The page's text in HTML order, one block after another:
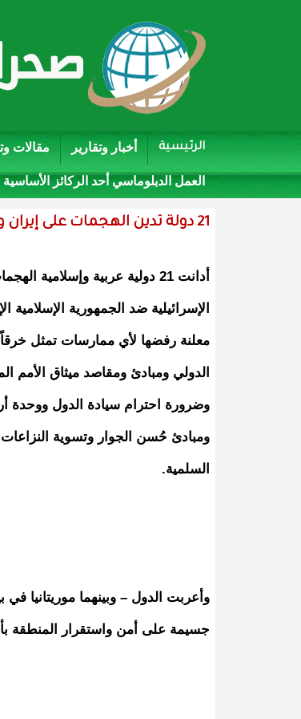
الرئيسية أخبار وتقارير مقالات
العمل الدبلوماسي أحد الركائز
21 دولة تدين الهجمات على إيران وتدعو للحوار
أدانت 21 دولية عربية وإسلامية
الإسرائيلية ضد الجمهورية الإسلامية
معلنة رفضها لأي ممارسات تمثل خرقاً
الدولي ومبادئ ومقاصد ميثاق الأمم
وضرورة احترام سيادة الدول ووحدة
ومبادئ حُسن الجوار وتسوية
السلمية.
وأعربت الدول – وبينهما موريتانيا
جسيمة على أمن واستقرار المنطقة